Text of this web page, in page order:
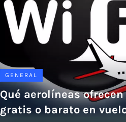
GENERAL
Qué aerolíneas
gratis o barato en